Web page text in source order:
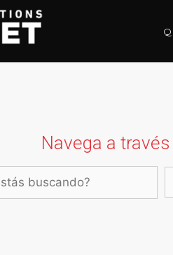
Navega a